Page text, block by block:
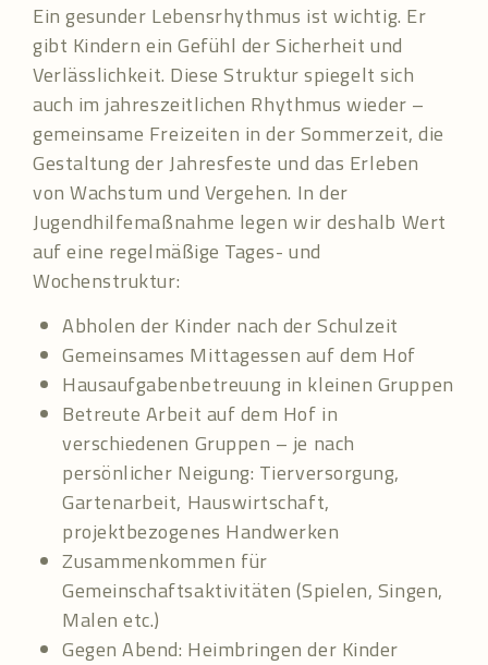
Ein gesunder Lebensrhythmus ist wichtig. Er
gibt Kindern ein Gefühl der Sicherheit und
Verlässlichkeit. Diese Struktur spiegelt sich
auch im jahreszeitlichen Rhythmus wieder –
gemeinsame Freizeiten in der Sommerzeit, die
Gestaltung der Jahresfeste und das Erleben
von Wachstum und Vergehen. In der
Jugendhilfemaßnahme legen wir deshalb Wert
auf eine regelmäßige Tages- und
Wochenstruktur:
Abholen der Kinder nach der Schulzeit
Gemeinsames Mittagessen auf dem Hof
Hausaufgabenbetreuung in kleinen Gruppen
Betreute Arbeit auf dem Hof in
verschiedenen Gruppen – je nach
persönlicher Neigung: Tierversorgung,
Gartenarbeit, Hauswirtschaft,
projektbezogenes Handwerken
Zusammenkommen für
Gemeinschaftsaktivitäten (Spielen, Singen,
Malen etc.)
Gegen Abend: Heimbringen der Kinder